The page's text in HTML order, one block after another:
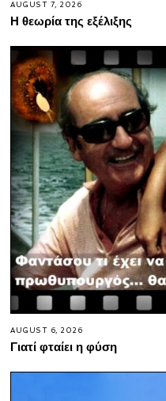
AUGUST 7, 2026
Η θεωρία της εξέλιξης
AUGUST 6, 2026
Γιατί φταίει η φύση